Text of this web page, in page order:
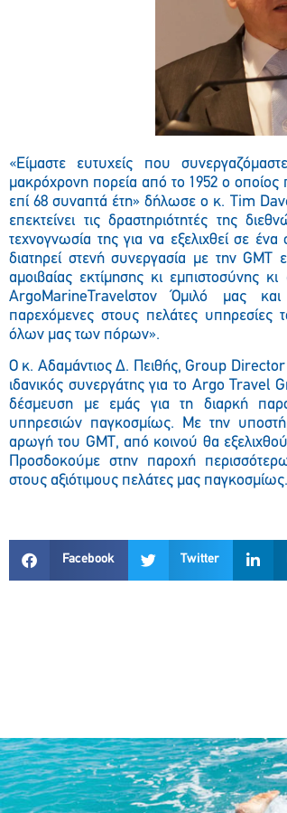
«Είμαστε ευτυχείς που
μακρόχρονη πορεία από το 1952 ο
επί 68 συναπτά έτη» δήλωσε ο κ. Tim
επεκτείνει τις δραστηριότητές της
τεχνογνωσία της για να εξελιχθεί σε
διατηρεί στενή συνεργασία με την
αμοιβαίας εκτίμησης κι εμπιστοσύνης
ArgoMarineTravelστον Όμιλό μας
παρεχόμενες στους πελάτες
όλων μας των πόρων».
Ο κ. Αδαμάντιος Δ. Πειθής, Group
ιδανικός συνεργάτης για το Argo Travel
δέσμευση με εμάς για τη διαρκή
υπηρεσιών παγκοσμίως. Με την
αρωγή του GMT, από κοινού θα
Προσδοκούμε στην παροχή
στους αξιότιμους πελάτες μας
Facebook Twitter